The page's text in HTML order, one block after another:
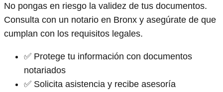
No pongas en riesgo la validez de tus documentos.
Consulta con un notario en Bronx y asegúrate de que
cumplan con los requisitos legales.
✅ Protege tu información con documentos
notariados
✅ Solicita asistencia y recibe asesoría